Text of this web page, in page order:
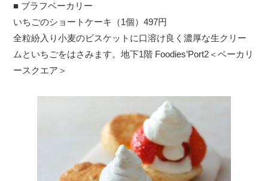
■ ブラフベーカリー
いちごのショートケーキ（1個）497円
全粒紛入り小麦のビスケットに口溶け良く濃厚な生クリー
ムといちごをはさみます。地下1階 Foodies’Port2＜ベーカリ
ースクエア＞